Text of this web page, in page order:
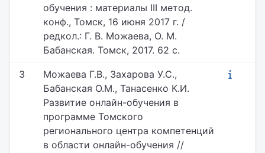
обучения : материалы III метод.
конф., Томск, 16 июня 2017 г. /
редкол.: Г. В. Можаева, О. М.
Бабанская. Томск, 2017. 62 с.
3
Можаева Г.В., Захарова У.С.,
Бабанская О.М., Танасенко К.И.
Развитие онлайн-обучения в
программе Томского
регионального центра компетенций
в области онлайн-обучения //